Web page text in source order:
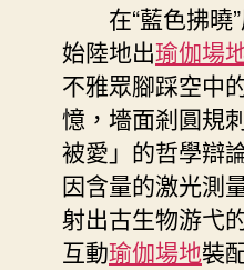
在“藍色拂
始陸地出瑜伽場
不雅眾腳踩空中
憶，墻面剎圓規
被愛」的哲學辯
因含量的激光測
射出古生物游弋
互動瑜伽場地裝